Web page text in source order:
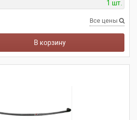
1 шт.
Все цены
В корзину